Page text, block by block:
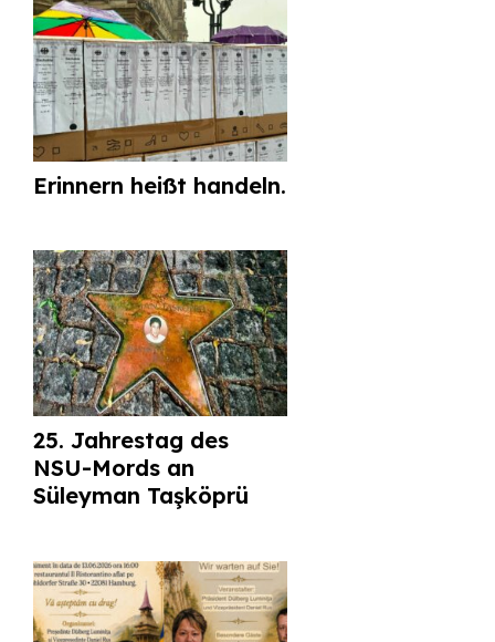
Erinnern heißt handeln.
25. Jahrestag des
NSU-Mords an
Süleyman Taşköprü